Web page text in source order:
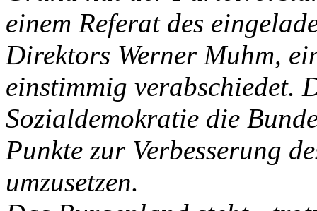
einem Referat des
Direktors Werner Muhm,
einstimmig verabschiedet.
Sozialdemokratie die
Punkte zur Verbesserung
umzusetzen.